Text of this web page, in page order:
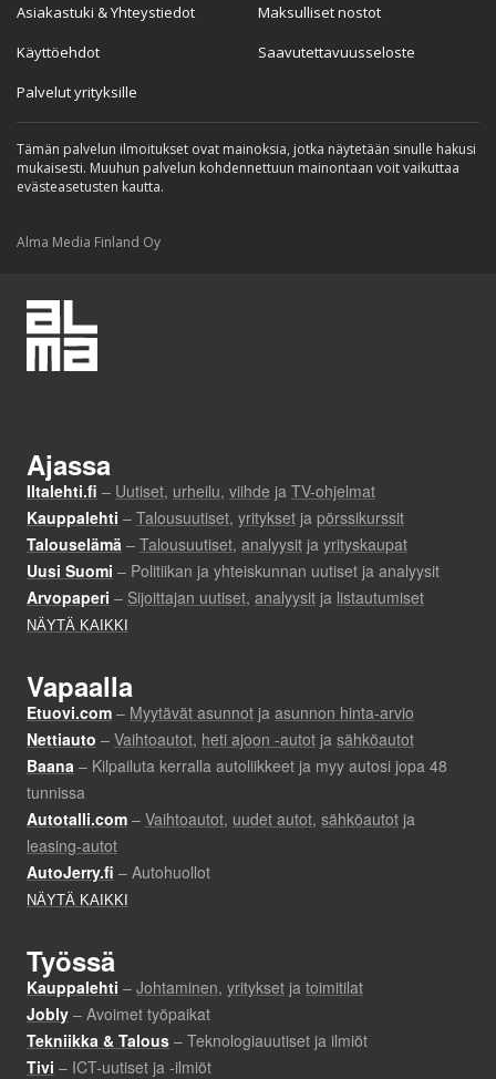
Asiakastuki & Yhteystiedot
Käyttöehdot
Palvelut yrityksille
Maksulliset nostot
Saavutettavuusseloste
Tämän palvelun ilmoitukset ovat mainoksia, jotka näytetään sinulle hakusi
mukaisesti. Muuhun palvelun kohdennettuun mainontaan voit vaikuttaa
evästeasetusten kautta.
Alma Media Finland Oy